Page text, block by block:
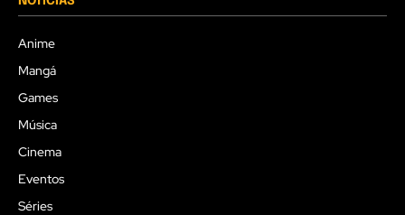
Anime
Mangá
Games
Música
Cinema
Eventos
Séries